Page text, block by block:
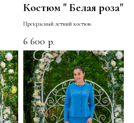
Костюм " Белая роза"
Прекрасный летний костюм
6 600 р.